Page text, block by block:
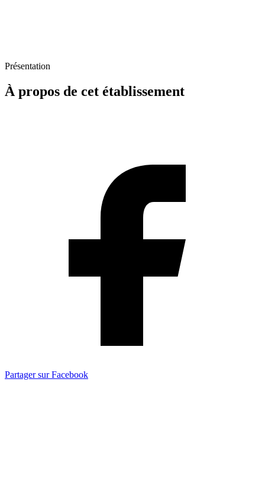
Présentation
À propos de cet établissement
Partager sur Facebook